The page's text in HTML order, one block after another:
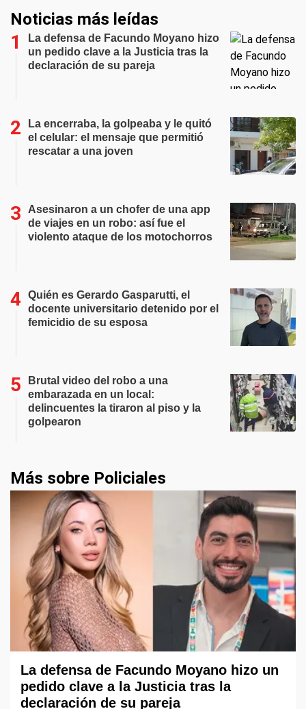
Noticias más leídas
La defensa de Facundo Moyano hizo
un pedido clave a la Justicia tras la
declaración de su pareja
La encerraba, la golpeaba y le quitó
el celular: el mensaje que permitió
rescatar a una joven
Asesinaron a un chofer de una app
de viajes en un robo: así fue el
violento ataque de los motochorros
Quién es Gerardo Gasparutti, el
docente universitario detenido por el
femicidio de su esposa
Brutal video del robo a una
embarazada en un local:
delincuentes la tiraron al piso y la
golpearon
Más sobre Policiales
La defensa de Facundo Moyano hizo un
pedido clave a la Justicia tras la
declaración de su pareja